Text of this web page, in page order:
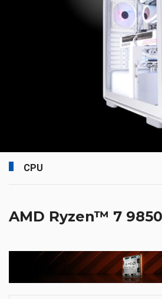
CPU
AMD Ryzen™ 7